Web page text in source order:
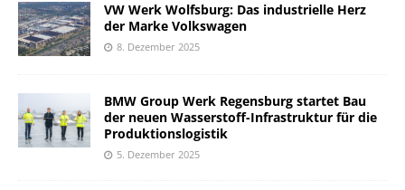
VW Werk Wolfsburg: Das industrielle Herz
der Marke Volkswagen
8. Dezember 2025
BMW Group Werk Regensburg startet Bau
der neuen Wasserstoff-Infrastruktur für die
Produktionslogistik
5. Dezember 2025